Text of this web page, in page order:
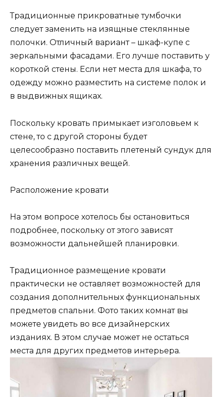
Традиционные прикроватные тумбочки
следует заменить на изящные стеклянные
полочки. Отличный вариант – шкаф-купе с
зеркальными фасадами. Его лучше поставить у
короткой стены. Если нет места для шкафа, то
одежду можно разместить на системе полок и
в выдвижных ящиках.
Поскольку кровать примыкает изголовьем к
стене, то с другой стороны будет
целесообразно поставить плетеный сундук для
хранения различных вещей.
Расположение кровати
На этом вопросе хотелось бы остановиться
подробнее, поскольку от этого зависят
возможности дальнейшей планировки.
Традиционное размещение кровати
практически не оставляет возможностей для
создания дополнительных функциональных
предметов спальни. Фото таких комнат вы
можете увидеть во все дизайнерских
изданиях. В этом случае может не остаться
места для других предметов интерьера.